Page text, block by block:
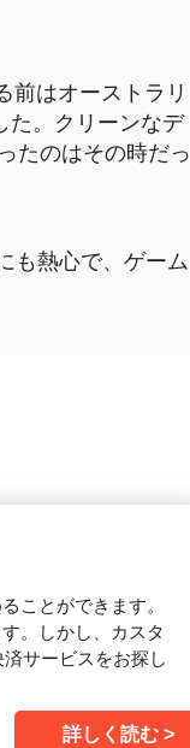
前はオーストラリ
た。クリーンなデ
たのはその時だっ
も熱心で、ゲーム
ことができます。
。しかし、カスタ
サービスをお探し
詳しく読む